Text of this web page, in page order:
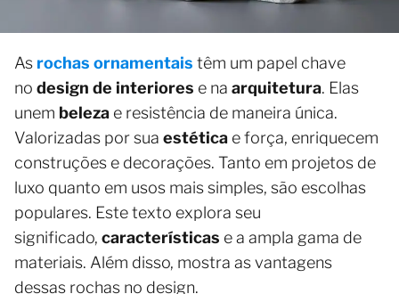
As rochas ornamentais têm um papel chave
no design de interiores e na arquitetura. Elas
unem beleza e resistência de maneira única.
Valorizadas por sua estética e força, enriquecem
construções e decorações. Tanto em projetos de
luxo quanto em usos mais simples, são escolhas
populares. Este texto explora seu
significado, características e a ampla gama de
materiais. Além disso, mostra as vantagens
dessas rochas no design.